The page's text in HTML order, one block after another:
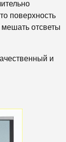
поверхность
мешать отсветы
и